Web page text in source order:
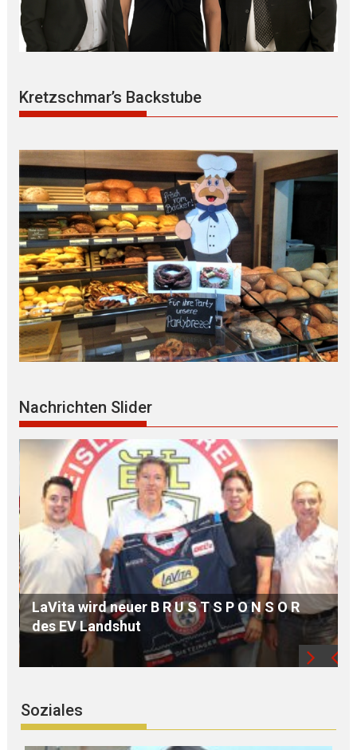
Kretzschmar’s Backstube
Nachrichten Slider
MdB Oßner: E L E K T R I F I Z I E R U N G der
Bahnstrecke MÜHLDORF-LANDSHUT stärkt
die Region
Soziales